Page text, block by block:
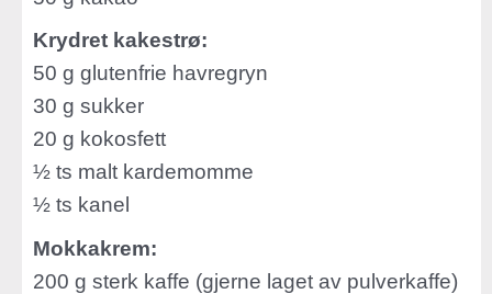
Krydret kakestrø:
50 g glutenfrie havregryn
30 g sukker
20 g kokosfett
½ ts malt kardemomme
½ ts kanel
Mokkakrem:
200 g sterk kaffe (gjerne laget av pulverkaffe)